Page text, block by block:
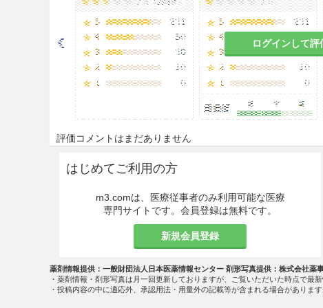
ログインして
評価コメントはまだありません
はじめてご利用の方
m3.comは、医療従事者のみ利用可能な医療
専門サイトです。会員登録は無料です。
新規会員登録
薬剤情報提供：一般財団法人日本医薬情報センター 剤形写真提供：株式会社薬
・薬剤情報・剤形写真は月一回更新しておりますが、ご覧いただいた時点で最
・投稿内容の中に適応外、承認用法・用量外の記載等が含まれる場合がありま